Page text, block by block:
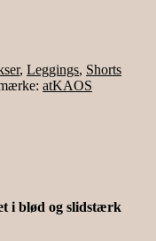
, Leggings, Shorts
atKAOS
i blød og slidstærk